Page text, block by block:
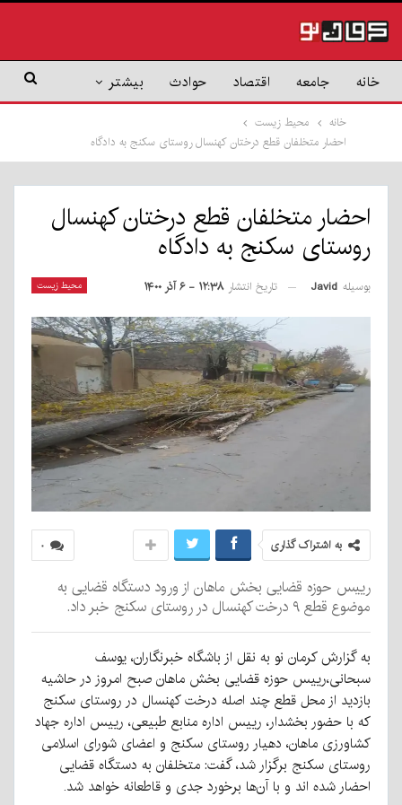
خانه جامعه اقتصاد حوادث بیشتر
خانه
محیط زیست
احضار متخلفان قطع درختان کهنسال روستای سکنج به دادگاه
احضار متخلفان قطع درختان کهنسال
روستای سکنج به دادگاه
محیط زیست بوسیله Javid تاریخ انتشار ۱۲:۳۸ - ۶ آذر ۱۴۰۰
۰ به اشتراک گذاری
رییس حوزه قضایی بخش ماهان از ورود دستگاه قضایی به
موضوع قطع ۹ درخت کهنسال در روستای سکنج خبر داد.
به گزارش کرمان نو به نقل از باشگاه خبرنگاران، یوسف
سبحانی،رییس حوزه قضایی بخش ماهان صبح امروز در حاشیه
بازدید از محل قطع چند اصله درخت کهنسال در روستای سکنج
که با حضور بخشدار، رییس اداره منابع طبیعی، رییس اداره جهاد
کشاورزی ماهان، دهیار روستای سکنج و اعضای شورای اسلامی
روستای سکنج برگزار شد، گفت: متخلفان به دستگاه قضایی
احضار شده اند و با آن‌ها برخورد جدی و قاطعانه خواهد شد.